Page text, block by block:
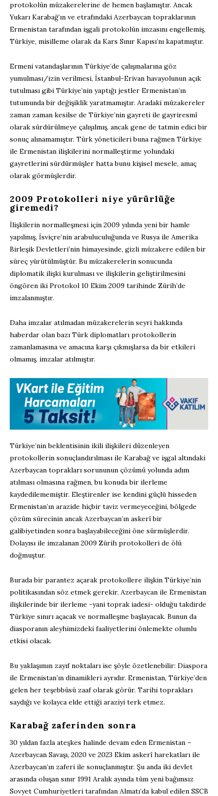
protokolün müzakerelerine de hemen başlamıştır. Ancak
Yukarı Karabağ’ın ve etrafındaki Azerbaycan topraklarının
Ermenistan tarafından işgali protokolün imzasını engellemiş,
Türkiye, misilleme olarak da Kars Sınır Kapısı’nı kapatmıştır.
Ermeni vatandaşlarının Türkiye’de çalışmalarına göz
yumulması/izin verilmesi, İstanbul-Erivan havayolunun açık
tutulması gibi Türkiye’nin yaptığı jestler Ermenistan’ın
tutumunda bir değişiklik yaratmamıştır. Aradaki müzakereler
zaman zaman kesilse de Türkiye’nin gayreti ile gayriresmî
olarak sürdürülmeye çalışılmış, ancak gene de tatmin edici bir
sonuç alınamamıştır. Türk yöneticileri buna rağmen Türkiye
ile Ermenistan ilişkilerini normalleştirme yolundaki
gayretlerini sürdürmüşler hatta bunu kişisel mesele, amaç
olarak görmüşlerdir.
2009 Protokolleri niye yürürlüğe
giremedi?
İlişkilerin normalleşmesi için 2009 yılında yeni bir hamle
yapılmış, İsviçre’nin arabuluculuğunda ve Rusya ile Amerika
Birleşik Devletleri’nin himayesinde, gizli müzakere edilen bir
süreç yürütülmüştür. Bu müzakerelerin sonucunda
diplomatik ilişki kurulması ve ilişkilerin geliştirilmesini
öngören iki Protokol 10 Ekim 2009 tarihinde Zürih’de
imzalanmıştır.
Daha imzalar atılmadan müzakerelerin seyri hakkında
haberdar olan bazı Türk diplomatları protokollerin
zamanlamasına ve amacına karşı çıkmışlarsa da bir etkileri
olmamış, imzalar atılmıştır.
Türkiye’nin beklentisinin ikili ilişkileri düzenleyen
protokollerin sonuçlandırılması ile Karabağ ve işgal altındaki
Azerbaycan toprakları sorununun çözümü yolunda adım
atılması olmasına rağmen, bu konuda bir ilerleme
kaydedilememiştir. Eleştirenler ise kendini güçlü hisseden
Ermenistan’ın arazide hiçbir taviz vermeyeceğini, bölgede
çözüm sürecinin ancak Azerbaycan’ın askerî bir
galibiyetinden sonra başlayabileceğini öne sürmüşlerdir.
Dolayısı ile imzalanan 2009 Zürih protokolleri de ölü
doğmuştur.
Burada bir parantez açarak protokollere ilişkin Türkiye’nin
politikasından söz etmek gerekir. Azerbaycan ile Ermenistan
ilişkilerinde bir ilerleme -yani toprak iadesi- olduğu takdirde
Türkiye sınırı açacak ve normalleşme başlayacak. Bunun da
diasporanın aleyhimizdeki faaliyetlerini önlemekte olumlu
etkisi olacak.
Bu yaklaşımın zayıf noktaları ise şöyle özetlenebilir: Diaspora
ile Ermenistan’ın dinamikleri ayrıdır. Ermenistan, Türkiye’den
gelen her teşebbüsü zaaf olarak görür. Tarihi toprakları
saydığı ve kolayca elde ettiği araziyi terk etmez.
Karabağ zaferinden sonra
30 yıldan fazla ateşkes halinde devam eden Ermenistan –
Azerbaycan Savaşı, 2020 ve 2023 Ekim askerî harekatları ile
Azerbaycan’ın zaferi ile sonuçlanmıştır. Şu anda iki devlet
arasında oluşan sınır 1991 Aralık ayında tüm yeni bağımsız
Sovyet Cumhuriyetleri tarafından Almatı’da kabul edilen SSCB